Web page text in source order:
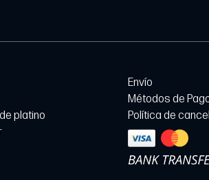
platino
Envío
Métodos de
Política de